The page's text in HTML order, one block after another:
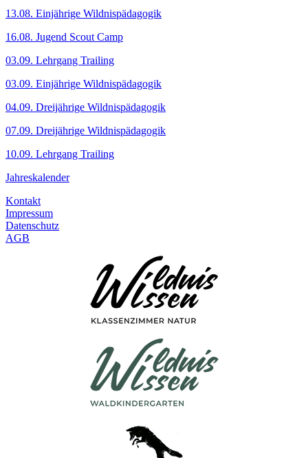
13.08. Einjährige Wildnispädagogik
16.08. Jugend Scout Camp
03.09. Lehrgang Trailing
03.09. Einjährige Wildnispädagogik
04.09. Dreijährige Wildnispädagogik
07.09. Dreijährige Wildnispädagogik
10.09. Lehrgang Trailing
Jahreskalender
Kontakt
Impressum
Datenschutz
AGB